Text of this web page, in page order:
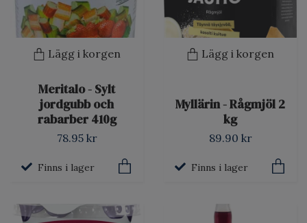
Lägg i korgen
Meritalo - Sylt
jordgubb och
rabarber 410g
78.95 kr
Finns i lager
Lägg i korgen
Myllärin - Rågmjöl 2
kg
89.90 kr
Finns i lager